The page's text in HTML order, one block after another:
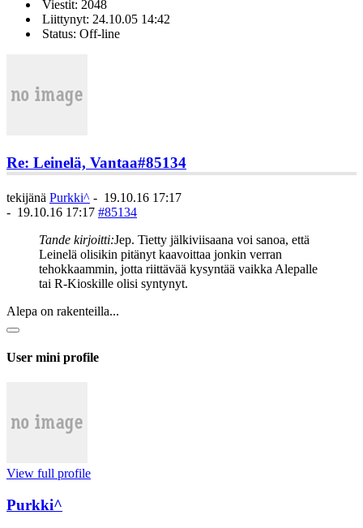
Viestit: 2048
Liittynyt: 24.10.05 14:42
Status: Off-line
Re: Leinelä, Vantaa#85134
tekijänä Purkki^ - 19.10.16 17:17
- 19.10.16 17:17 #85134
Tande kirjoitti:Jep. Tietty jälkiviisaana voi sanoa, että
Leinelä olisikin pitänyt kaavoittaa jonkin verran
tehokkaammin, jotta riittävää kysyntää vaikka Alepalle
tai R-Kioskille olisi syntynyt.
Alepa on rakenteilla...
User mini profile
View full profile
Purkki^